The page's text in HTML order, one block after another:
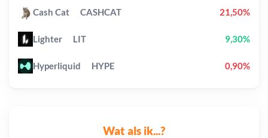
Wat als ik...?
Cash Cat CASHCAT 21,50%
Lighter LIT 9,30%
Hyperliquid HYPE 0,90%